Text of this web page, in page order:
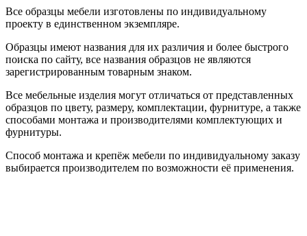
Все образцы мебели изготовлены по индивидуальному
проекту в единственном экземпляре.
Образцы имеют названия для их различия и более быстрого
поиска по сайту, все названия образцов не являются
зарегистрированным товарным знаком.
Все мебельные изделия могут отличаться от представленных
образцов по цвету, размеру, комплектации, фурнитуре, а также
способами монтажа и производителями комплектующих и
фурнитуры.
Способ монтажа и крепёж мебели по индивидуальному заказу
выбирается производителем по возможности её применения.